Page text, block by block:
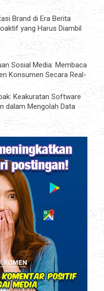
Brand di Era Berita
yang Harus Diambil
Sosial Media: Membaca
Konsumen Secara Real-
Keakuratan Software
dalam Mengolah Data